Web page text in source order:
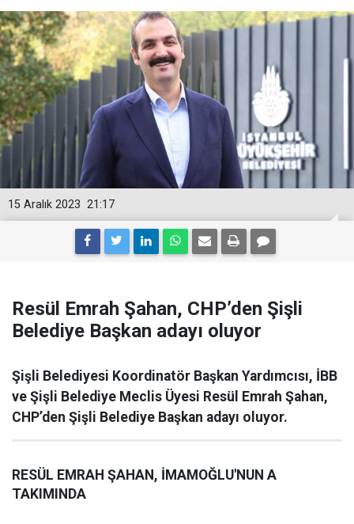
21:17
15 Aralık 2023
Resül Emrah Şahan, CHP’den Şişli
Belediye Başkan adayı oluyor
Şişli Belediyesi Koordinatör Başkan Yardımcısı, İBB
ve Şişli Belediye Meclis Üyesi Resül Emrah Şahan,
CHP’den Şişli Belediye Başkan adayı oluyor.
RESÜL EMRAH ŞAHAN, İMAMOĞLU'NUN A
TAKIMINDA